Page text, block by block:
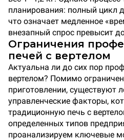
планирования: полный цикл
что означает медленное
внезапный спрос превысит
Ограничения
печей с вертелом
Актуальна ли до сих пор
вертелом? Помимо
приготовлении, существуют
управленческие факторы,
традиционную печь с
определенных типов
проанализируем ключевые